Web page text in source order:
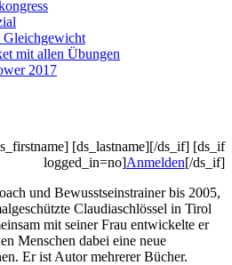
Gleichgewicht
mit allen Übungen
2017
[ds_lastname][/ds_if] [ds_if
logged_in=no]Anmelden[/ds_if]
und Bewusstseinstrainer bis 2005,
Claudiaschlössel in Tirol
mit seiner Frau entwickelte er
Menschen dabei eine neue
Er ist Autor mehrerer Bücher.